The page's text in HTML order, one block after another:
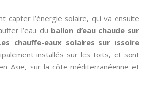
capter l’énergie solaire, qui va ensuite
l’eau du ballon d’eau chaude sur
chauffe-eaux solaires sur Issoire
installés sur les toits, et sont
Asie, sur la côte méditerranéenne et